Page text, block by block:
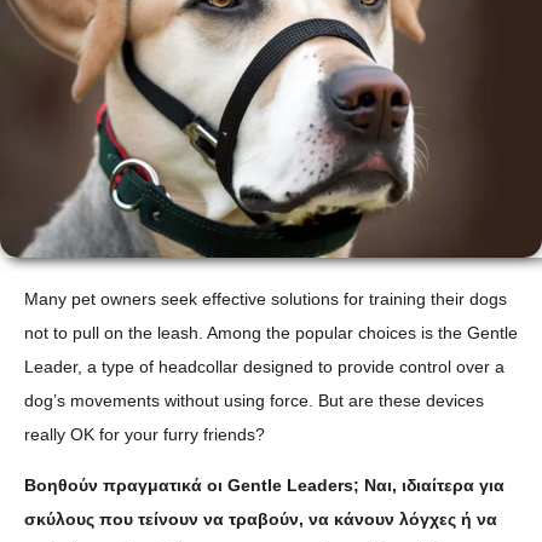
Many pet owners seek effective solutions for training their dogs
not to pull on the leash. Among the popular choices is the Gentle
Leader, a type of headcollar designed to provide control over a
dog’s movements without using force. But are these devices
really OK for your furry friends?
Βοηθούν πραγματικά οι Gentle Leaders; Ναι, ιδιαίτερα για
σκύλους που τείνουν να τραβούν, να κάνουν λόγχες ή να